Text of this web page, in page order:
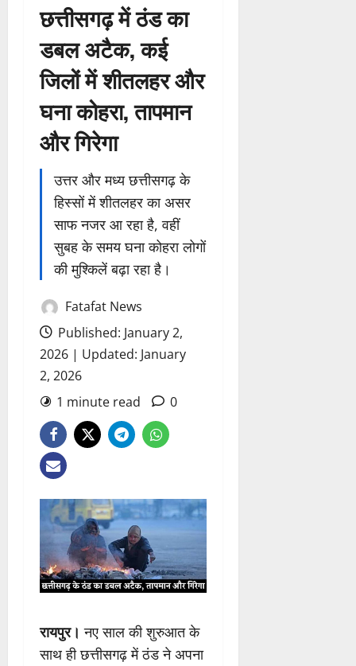
छत्तीसगढ़ में ठंड का
डबल अटैक, कई
जिलों में शीतलहर और
घना कोहरा, तापमान
और गिरेगा
उत्तर और मध्य छत्तीसगढ़ के
हिस्सों में शीतलहर का असर
साफ नजर आ रहा है, वहीं
सुबह के समय घना कोहरा लोगों
की मुश्किलें बढ़ा रहा है।
Fatafat News
Published: January 2,
2026 | Updated: January
2, 2026
1 minute read
0
रायपुर। नए साल की शुरुआत के
साथ ही छत्तीसगढ़ में ठंड ने अपना